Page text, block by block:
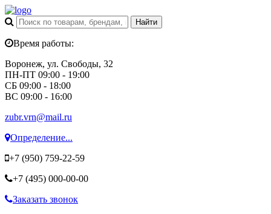
Время работы:
Воронеж, ул. Свободы, 32
ПН-ПТ 09:00 - 19:00
СБ 09:00 - 18:00
ВС 09:00 - 16:00
zubr.vrn@mail.ru
Определение...
+7 (950) 759-22-59
+7 (495) 000-00-00
Заказать звонок